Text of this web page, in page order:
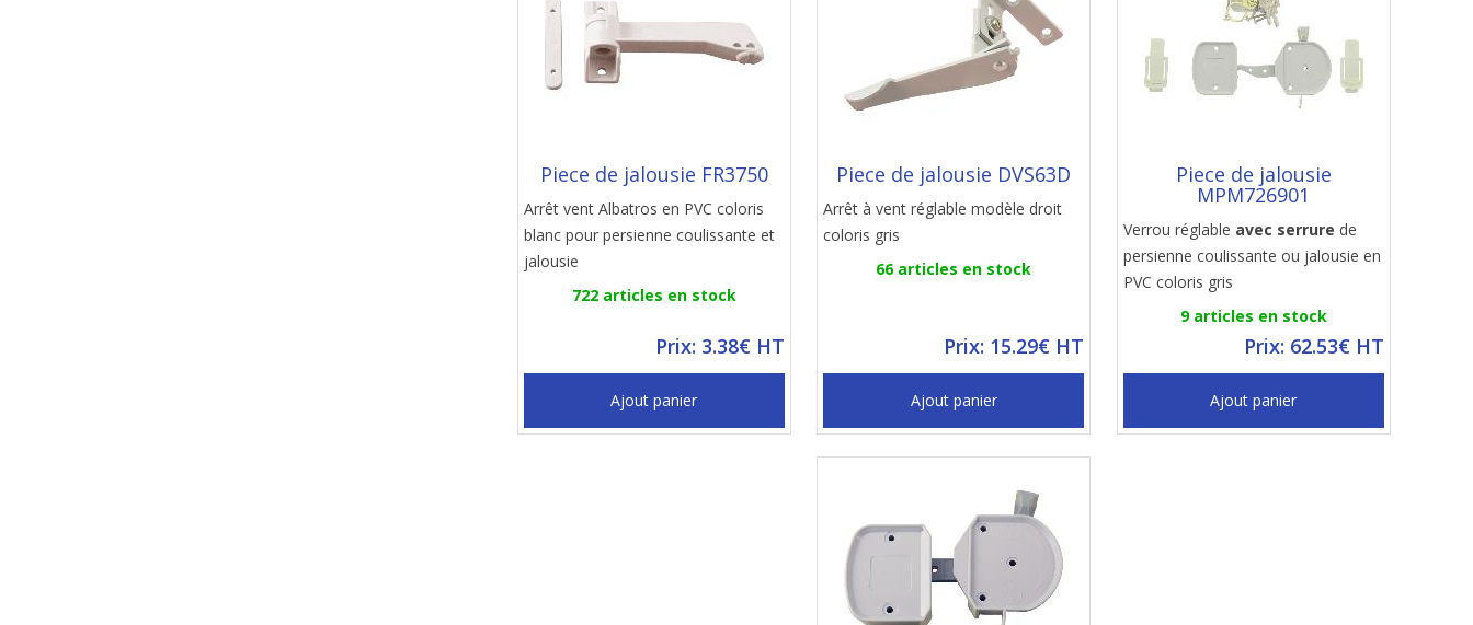
Piece de jalousie FR3750
Arrêt vent Albatros en PVC coloris
blanc pour persienne coulissante et
jalousie
722 articles en stock
Prix: 3.38€ HT
Ajout panier
Piece de jalousie DVS63D
Arrêt à vent réglable modèle droit
coloris gris
66 articles en stock
Prix: 15.29€ HT
Ajout panier
Piece de jalousie
MPM726901
Verrou réglable avec serrure de
persienne coulissante ou jalousie en
PVC coloris gris
9 articles en stock
Prix: 62.53€ HT
Ajout panier